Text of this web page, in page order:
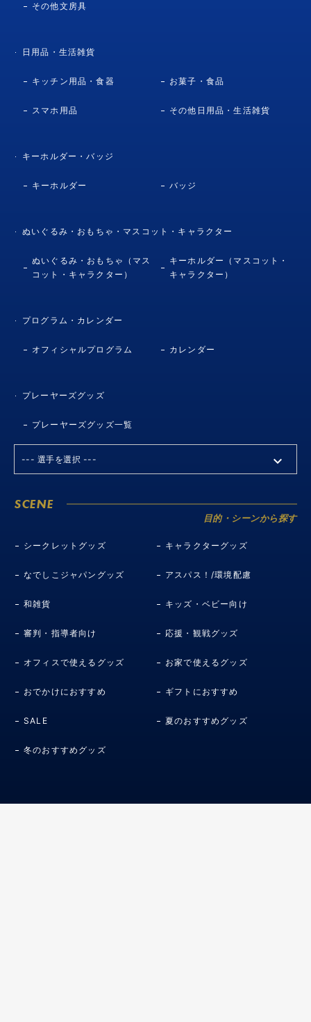
その他文房具
日用品・生活雑貨
キッチン用品・食器 お菓子・食品
スマホ用品 その他日用品・生活雑貨
キーホルダー・バッジ
キーホルダー バッジ
ぬいぐるみ・おもちゃ・マスコット・キャラクター
ぬいぐるみ・おもちゃ（マス
コット・キャラクター）
キーホルダー（マスコット・
キャラクター）
プログラム・カレンダー
オフィシャルプログラム カレンダー
プレーヤーズグッズ
プレーヤーズグッズ一覧
SCENE
目的・シーンから探す
シークレットグッズ キャラクターグッズ
なでしこジャパングッズ アスパス！/環境配慮
和雑貨 キッズ・ベビー向け
審判・指導者向け 応援・観戦グッズ
オフィスで使えるグッズ お家で使えるグッズ
おでかけにおすすめ ギフトにおすすめ
SALE 夏のおすすめグッズ
冬のおすすめグッズ